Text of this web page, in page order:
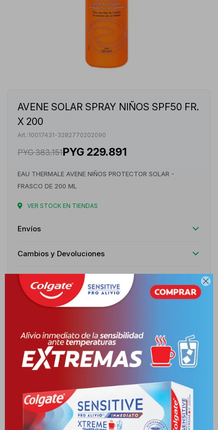

AVENE SOLAR SPRAY NIÑOS SPF50 FR.
X 200
10017431-3282770202090
PYG 383.151PYG 229.891
EAU THERMALE AVENE NIÑOS PROTECTOR SOLAR -
FRASCO DE 200 ML
VER STOCK EN TIENDAS
Envíos
Cambios y Devoluciones
Medios de pago
Descripción
sensible de los niños. Para qué sirve: Protege eficazmente contra
rayos UVA/UVB, resistente al agua, arena y sudor, previene daños
solares y mantiene la piel confortable. Composición: Sistema
fotoprotector patentado con filtros de amplio espectro,